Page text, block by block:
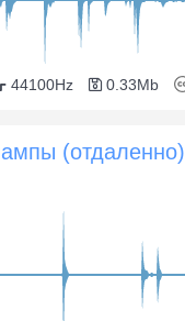
44100Hz 0.33Mb
(отдаленно)